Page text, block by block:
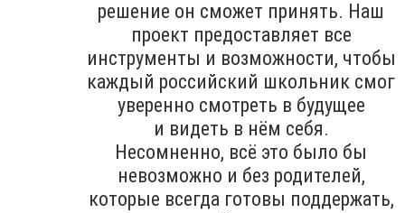
решение он сможет принять. Наш
проект предоставляет все
инструменты и возможности, чтобы
каждый российский школьник смог
уверенно смотреть в будущее
и видеть в нём себя.
Несомненно, всё это было бы
невозможно и без родителей,
которые всегда готовы поддержать,